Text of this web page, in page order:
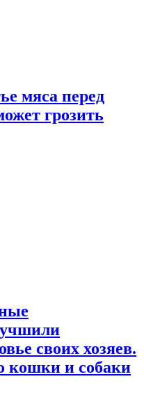
мяса перед
грозить
своих хозяев.
кошки и собаки